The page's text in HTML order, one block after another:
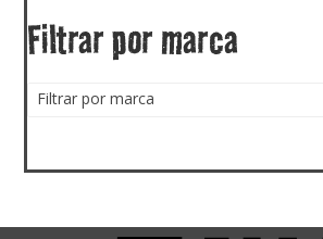
Filtrar por marca
Filtrar por marca